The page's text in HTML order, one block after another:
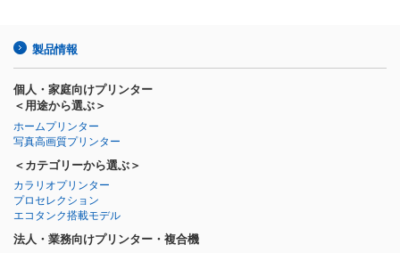
製品情報
個人・家庭向けプリンター
＜用途から選ぶ＞
ホームプリンター
写真高画質プリンター
＜カテゴリーから選ぶ＞
カラリオプリンター
プロセレクション
エコタンク搭載モデル
法人・業務向けプリンター・複合機